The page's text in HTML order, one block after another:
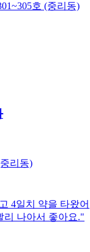
호 (중리동)
리동)
4일치 약을 타왔어
리 나아서 좋아요."